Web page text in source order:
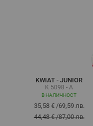
KWIAT - JUNIOR
K 5098 - A
В НАЛИЧНОСТ
35,58 €/69,59 лв.
44,48 €/87,00 лв.